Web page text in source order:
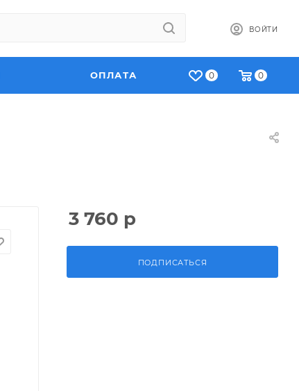
ВОЙТИ
0 0
ОПЛАТА
3 760 р
ПОДПИСАТЬСЯ